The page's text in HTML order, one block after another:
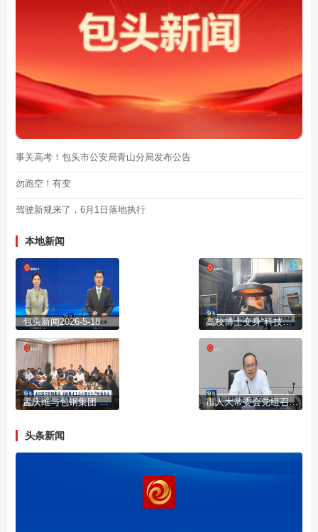
事关高考！包头市公安局青山分局发布公告
勿跑空！有变
驾驶新规来了，6月1日落地执行
本地新闻
包头新闻2026-5-18 高校博士变身“科技副总” 扎根企业破解发展难题
孟庆维与包钢集团 国能煤化工公司部分生产性服务业外埠协作企业一对一座谈 市人大常委会党组召开（扩大）会议
头条新闻